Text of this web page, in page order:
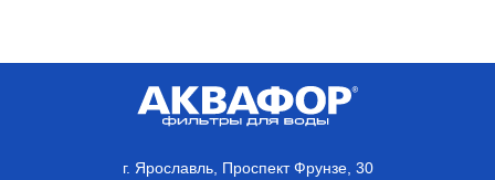
г. Ярославль, Проспект Фрунзе, 30